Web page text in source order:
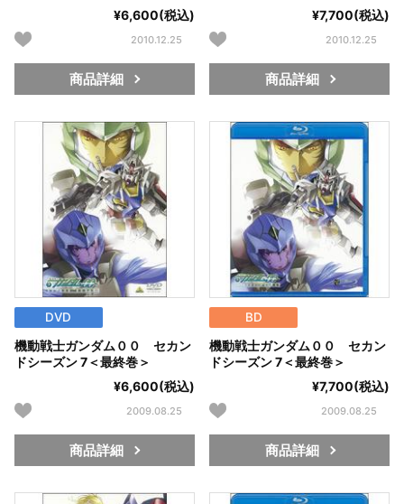
¥6,600(税込)
2010.12.25
商品詳細
¥7,700(税込)
2010.12.25
商品詳細
DVD
機動戦士ガンダム００ セカン
ドシーズン 7＜最終巻＞
¥6,600(税込)
2009.08.25
商品詳細
BD
機動戦士ガンダム００ セカン
ドシーズン 7＜最終巻＞
¥7,700(税込)
2009.08.25
商品詳細